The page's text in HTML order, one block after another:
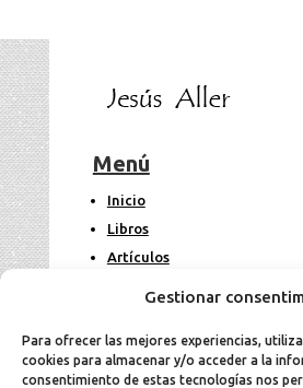
Gestionar
Para ofrecer las mejores experiencias,
cookies para almacenar y/o acceder a la
consentimiento de estas tecnologías nos
Menú
Inicio
Libros
Artículos